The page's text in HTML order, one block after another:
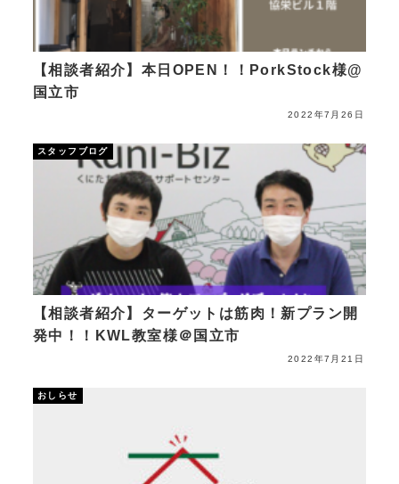
【相談者紹介】本日OPEN！！PorkStock様@
国立市
2022年7月26日
スタッフブログ
【相談者紹介】ターゲットは筋肉！新プラン開
発中！！KWL教室様＠国立市
2022年7月21日
おしらせ